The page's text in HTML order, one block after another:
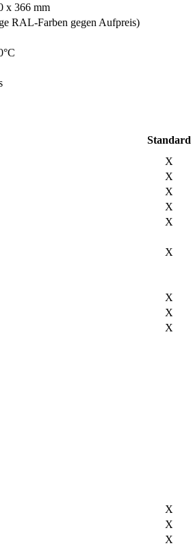
x 366 mm
RAL-Farben gegen Aufpreis)
Standard
X
X
X
X
X
X
X
X
X
X
X
X